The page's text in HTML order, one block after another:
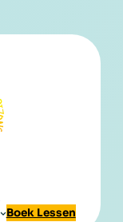
Boek Lessen